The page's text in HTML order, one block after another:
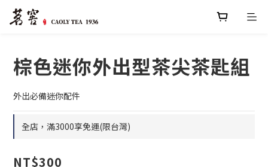
棕色迷你外出型茶尖茶匙組
外出必備迷你配件
全店，滿3000享免運(限台灣)
NT$300